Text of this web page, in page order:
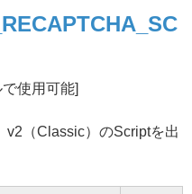
使用可能]
v2（Classic）のScriptを出